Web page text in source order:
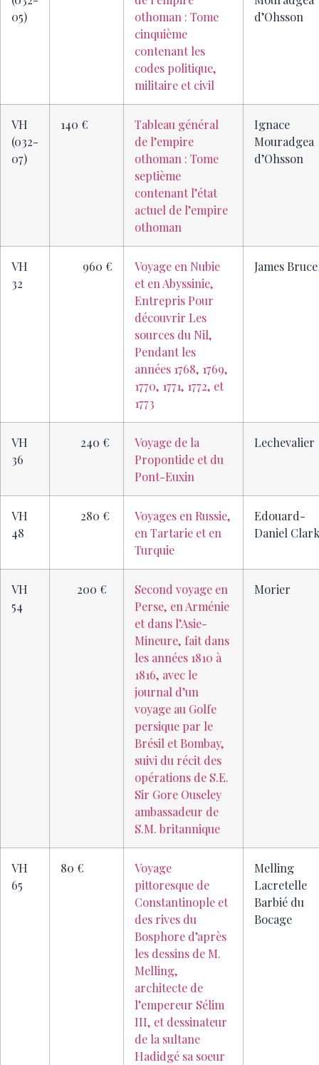
05)
othoman : Tome
cinquième
contenant les
codes politique,
militaire et civil
d’Ohsson
VH
(032-
07)
140 €
Tableau général
de l’empire
othoman : Tome
septième
contenant l’état
actuel de l’empire
othoman
Ignace
Mouradgea
d’Ohsson
VH
32
960 €
Voyage en Nubie
et en Abyssinie,
Entrepris Pour
découvrir Les
sources du Nil,
Pendant les
années 1768, 1769,
1770, 1771, 1772, et
1773
James Bruce
VH
36
240 €
Voyage de la
Propontide et du
Pont-Euxin
Lechevalier
VH
48
280 €
Voyages en Russie,
en Tartarie et en
Turquie
Edouard-
Daniel
VH
54
200 €
Second voyage en
Perse, en Arménie
et dans l’Asie-
Mineure, fait dans
les années 1810 à
1816, avec le
journal d’un
voyage au Golfe
persique par le
Brésil et Bombay,
suivi du récit des
opérations de S.E.
Sir Gore Ouseley
ambassadeur de
S.M. britannique
Morier
VH
65
80 €
Voyage
pittoresque de
Constantinople et
des rives du
Bosphore d’après
les dessins de M.
Melling,
architecte de
l’empereur Sélim
III, et dessinateur
de la sultane
Hadidgé sa soeur
Melling
Lacretelle
Barbié du
Bocage